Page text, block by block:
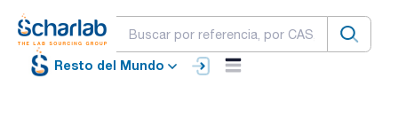
Resto del Mundo